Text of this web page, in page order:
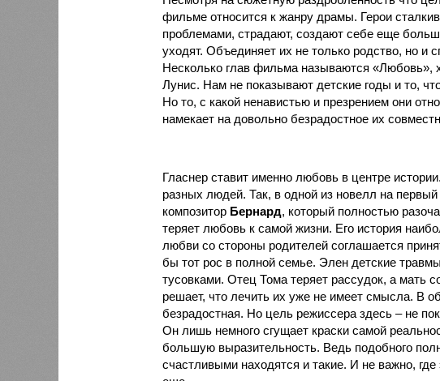
фильме относится к жанру драмы. Герои
проблемами, страдают, создают себе еще
уходят. Объединяет их не только родство, но и
Несколько глав фильма называются «Любовь»,
Лунис. Нам не показывают детские годы и то,
Но то, с какой ненавистью и презрением они
намекает на довольно безрадостное их
Гласнер ставит именно любовь в центре
разных людей. Так, в одной из новелл на
композитор Бернард, который полностью
теряет любовь к самой жизни. Его история
любви со стороны родителей соглашается
бы тот рос в полной семье. Элен детские
тусовками. Отец Тома теряет рассудок, а мать
решает, что лечить их уже не имеет смысла. В
безрадостная. Но цель режиссера здесь – не
Он лишь немного сгущает краски самой
большую выразительность. Ведь подобного
счастливыми находятся и такие. И не важно,